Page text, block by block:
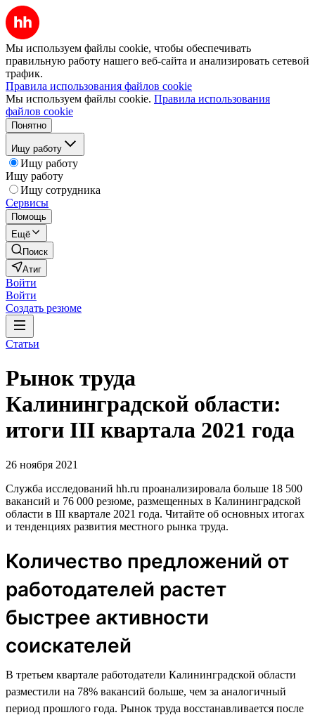
Мы используем файлы cookie, чтобы обеспечивать
правильную работу нашего веб-сайта и анализировать сетевой
трафик.
Правила использования файлов cookie
Мы используем файлы cookie. Правила использования
файлов cookie
Понятно
Ищу работу
Ищу работу
Ищу работу
Ищу сотрудника
Сервисы
Помощь
Ещё
Поиск
Атиг
Войти
Войти
Создать резюме
Статьи
Рынок труда
Калининградской области:
итоги III квартала 2021 года
26 ноября 2021
Служба исследований hh.ru проанализировала больше 18 500
вакансий и 76 000 резюме, размещенных в Калининградской
области в III квартале 2021 года. Читайте об основных итогах
и тенденциях развития местного рынка труда.
Количество предложений от
работодателей растет
быстрее активности
соискателей
В третьем квартале работодатели Калининградской области
разместили на 78% вакансий больше, чем за аналогичный
период прошлого года. Рынок труда восстанавливается после